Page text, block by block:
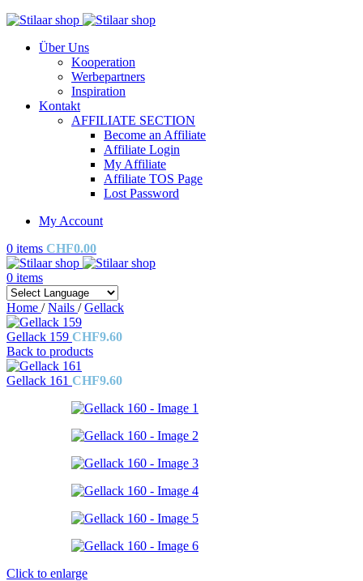
Über Uns
Kooperation
Werbepartners
Inspiration
Kontakt
AFFILIATE SECTION
Become an Affiliate
Affiliate Login
My Affiliate
Affiliate TOS Page
Lost Password
My Account
0 items CHF0.00
0 items
Home / Nails / Gellack
Gellack 159 CHF9.60
Back to products
Gellack 161 CHF9.60
Click to enlarge